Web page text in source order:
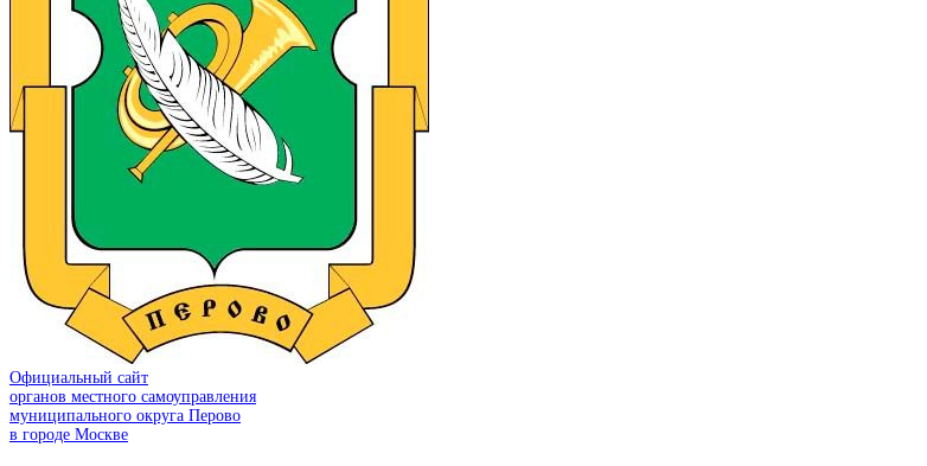
Официальный сайт
органов местного самоуправления
муниципального округа Перово
в городе Москве